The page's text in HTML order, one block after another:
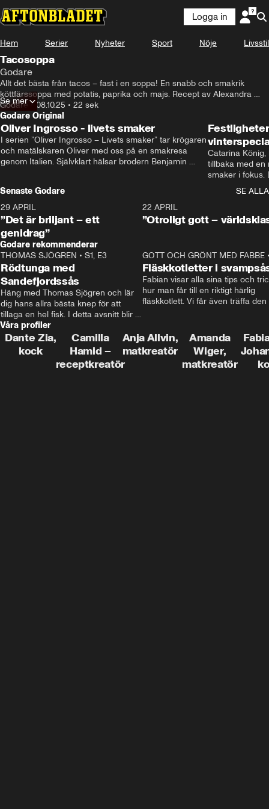
Logga in
Hem Serier Nyheter Sport Nöje Livsstil
Tacosoppa
Godare
Allt det bästa från tacos – fast i en soppa! En snabb och smakrik
köttfärssoppa med potatis, paprika och majs. Recept av Alexandra
Marzocchelli.
Godare • 08.10.25 • 22 sek
Se mer
Godare Original
Oliver Ingrosso - livets smaker
I serien ”Oliver Ingrosso – Livets smaker” tar krögaren
och matälskaren Oliver med oss på en smakresa
genom Italien. Självklart hälsar brodern Benjamin
Catarina
tillbaka med en
smaker i fokus.
julfavoriter
Senaste Godare
SE ALLA
29 APRIL
”Det är briljant – ett
genidrag”
22 APRIL
”Otroligt gott –
Godare rekommenderar
THOMAS SJÖGREN • S1, E3
Rödtunga med
Sandefjordssås
Häng med Thomas Sjögren och lär
dig hans allra bästa knep för att
tillaga en hel fisk. I detta avsnitt blir
de helstekt rödtunga med
sandefjordssås och en magisk sallad
på pepparrot och äpple.
GOTT OCH GRÖNT MED FABBE
Fläskkotletter i
Fabian visar alla sina tips och
hur man får till en riktigt härlig
fläskkotlett. Vi får även träffa den
grisbonde på Gotland.
Våra profiler
Dante Zia,
kock
Camilla
Hamid –
receptkreatör
Anja Allvin,
matkreatör
Amanda
Wiger,
matkreatör